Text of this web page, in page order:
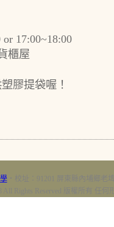
17:00~18:00
櫃屋
膠提袋喔！
‧校址：91201 屏東縣內埔鄉老